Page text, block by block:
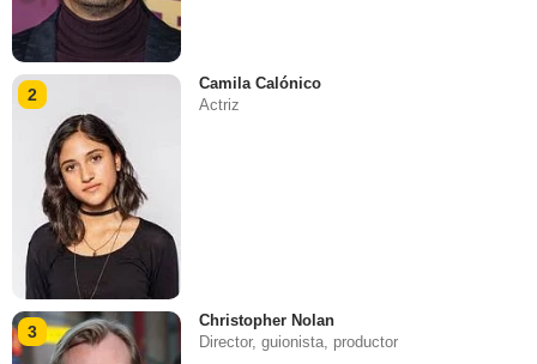
2
Camila Calónico
Actriz
3
Christopher Nolan
Director, guionista, productor